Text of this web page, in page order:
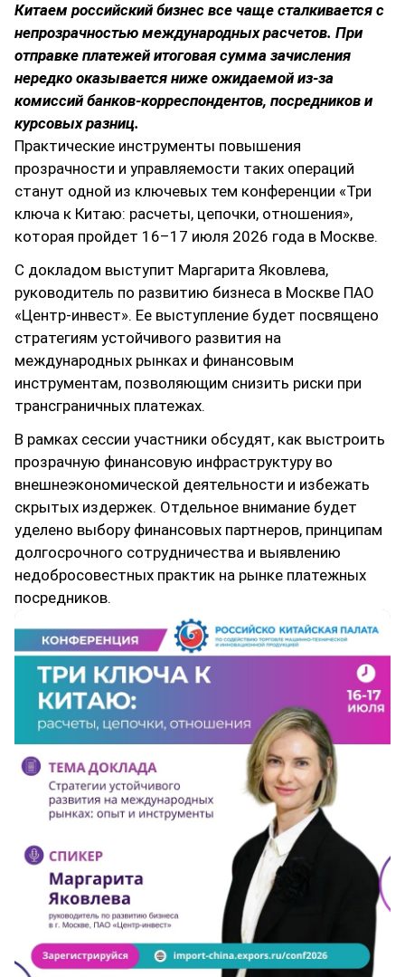
Китаем российский бизнес все чаще сталкивается с
непрозрачностью международных расчетов. При
отправке платежей итоговая сумма зачисления
нередко оказывается ниже ожидаемой из-за
комиссий банков-корреспондентов, посредников и
курсовых разниц.
Практические инструменты повышения
прозрачности и управляемости таких операций
станут одной из ключевых тем конференции «Три
ключа к Китаю: расчеты, цепочки, отношения»,
которая пройдет 16–17 июля 2026 года в Москве.
С докладом выступит Маргарита Яковлева,
руководитель по развитию бизнеса в Москве ПАО
«Центр-инвест». Ее выступление будет посвящено
стратегиям устойчивого развития на
международных рынках и финансовым
инструментам, позволяющим снизить риски при
трансграничных платежах.
В рамках сессии участники обсудят, как выстроить
прозрачную финансовую инфраструктуру во
внешнеэкономической деятельности и избежать
скрытых издержек. Отдельное внимание будет
уделено выбору финансовых партнеров, принципам
долгосрочного сотрудничества и выявлению
недобросовестных практик на рынке платежных
посредников.